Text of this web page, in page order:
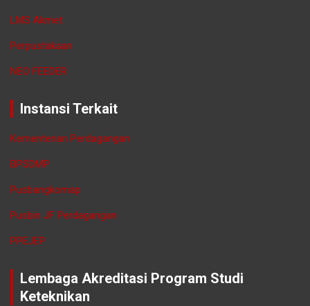
LMS Akmet
Perpustakaan
NEO FEEDER
Instansi Terkait
Kementerian Perdagangan
BPSDMP
Pusbangkomap
Pusbin JF Perdagangan
PPEJEP
Lembaga Akreditasi Program Studi
Keteknikan